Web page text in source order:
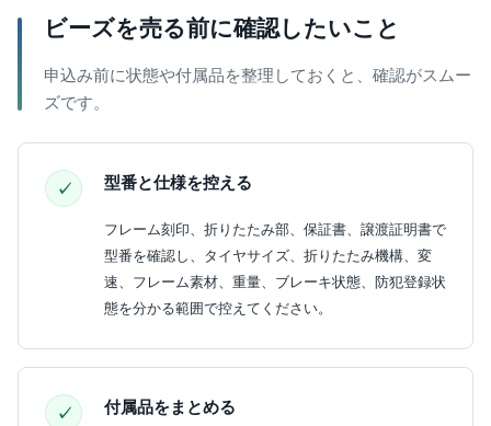
ビーズを売る前に確認したいこと
申込み前に状態や付属品を整理しておくと、確認がスムー
ズです。
型番と仕様を控える
フレーム刻印、折りたたみ部、保証書、譲渡証明書で
型番を確認し、タイヤサイズ、折りたたみ機構、変
速、フレーム素材、重量、ブレーキ状態、防犯登録状
態を分かる範囲で控えてください。
付属品をまとめる